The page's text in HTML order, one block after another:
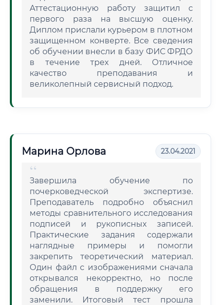
Аттестационную работу защитил с
первого раза на высшую оценку.
Диплом прислали курьером в плотном
защищенном конверте. Все сведения
об обучении внесли в базу ФИС ФРДО
в течение трех дней. Отличное
качество преподавания и
великолепный сервисный подход.
Марина Орлова 23.04.2021
Завершила обучение по
почерковедческой экспертизе.
Преподаватель подробно объяснил
методы сравнительного исследования
подписей и рукописных записей.
Практические задания содержали
наглядные примеры и помогли
закрепить теоретический материал.
Один файл с изображениями сначала
открывался некорректно, но после
обращения в поддержку его
заменили. Итоговый тест прошла